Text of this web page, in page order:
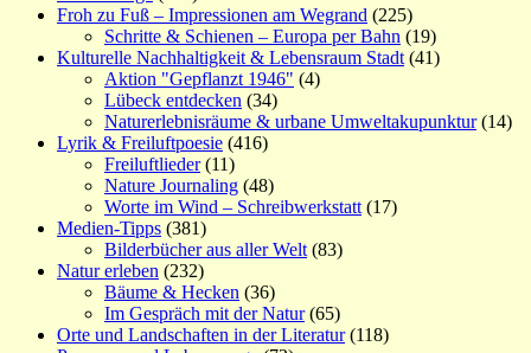
Froh zu Fuß – Impressionen am Wegrand (225)
Schritte & Schienen – Europa per Bahn (19)
Kulturelle Nachhaltigkeit & Lebensraum Stadt(41)
Aktion "Gepflanzt 1946" (4)
Lübeck entdecken (34)
Naturerlebnisräume & urbane Umweltakupunktur(14)
Lyrik & Freiluftpoesie (416)
Freiluftlieder(11)
Nature Journaling (48)
Worte im Wind – Schreibwerkstatt(17)
Medien-Tipps (381)
Bilderbücher aus aller Welt(83)
Natur erleben (232)
Bäume & Hecken (36)
Im Gespräch mit der Natur(65)
Orte und Landschaften in der Literatur(118)